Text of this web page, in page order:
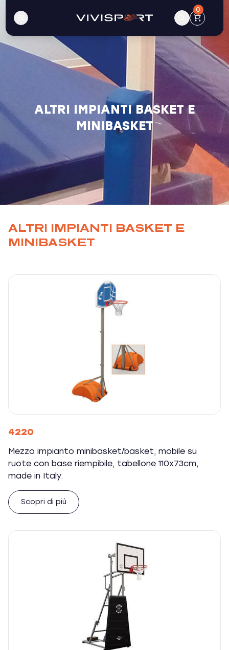
0
ALTRI IMPIANTI BASKET E
MINIBASKET
ALTRI IMPIANTI BASKET E
MINIBASKET
4220
Mezzo impianto minibasket/basket, mobile su
ruote con base riempibile, tabellone 110x73cm,
made in Italy.
Scopri di più